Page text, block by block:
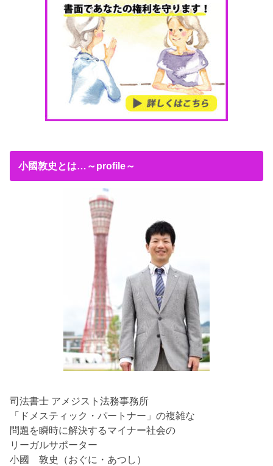
小國敦史とは…～profile～
司法書士 アメジスト法務事務所
「ドメスティック・パートナー」の複雑な
問題を瞬時に解決するマイナー社会の
リーガルサポーター
小國 敦史（おぐに・あつし）